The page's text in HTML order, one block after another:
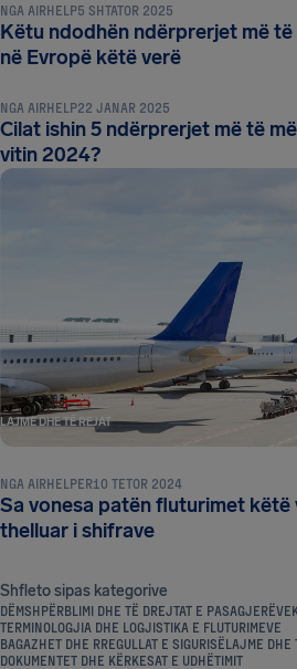
NGA AIRHELP5 SHTATOR 2025
Këtu ndodhën ndërprerjet më
në Evropë këtë verë
NGA AIRHELP22 JANAR 2025
Cilat ishin 5 ndërprerjet më të
vitin 2024?
LAJME DHE TË REJAT
NGA AIRHELPER10 TETOR 2024
Sa vonesa patën fluturimet këtë
thelluar i shifrave
Shfleto sipas kategorive
DËMSHPËRBLIMI DHE TË DREJTAT E PASAGJERËVE
TERMINOLOGJIA DHE LOGJISTIKA E FLUTURIMEVE
BAGAZHET DHE RREGULLAT E SIGURISËLAJME DHE
DOKUMENTET DHE KËRKESAT E UDHËTIMIT